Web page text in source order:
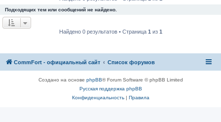
Подходящих тем или сообщений не найдено.
Найдено 0 результатов • Страница 1 из 1
CommFort - официальный сайт Список форумов
Создано на основе phpBB® Forum Software © phpBB Limited
Русская поддержка phpBB
Конфиденциальность| Правила